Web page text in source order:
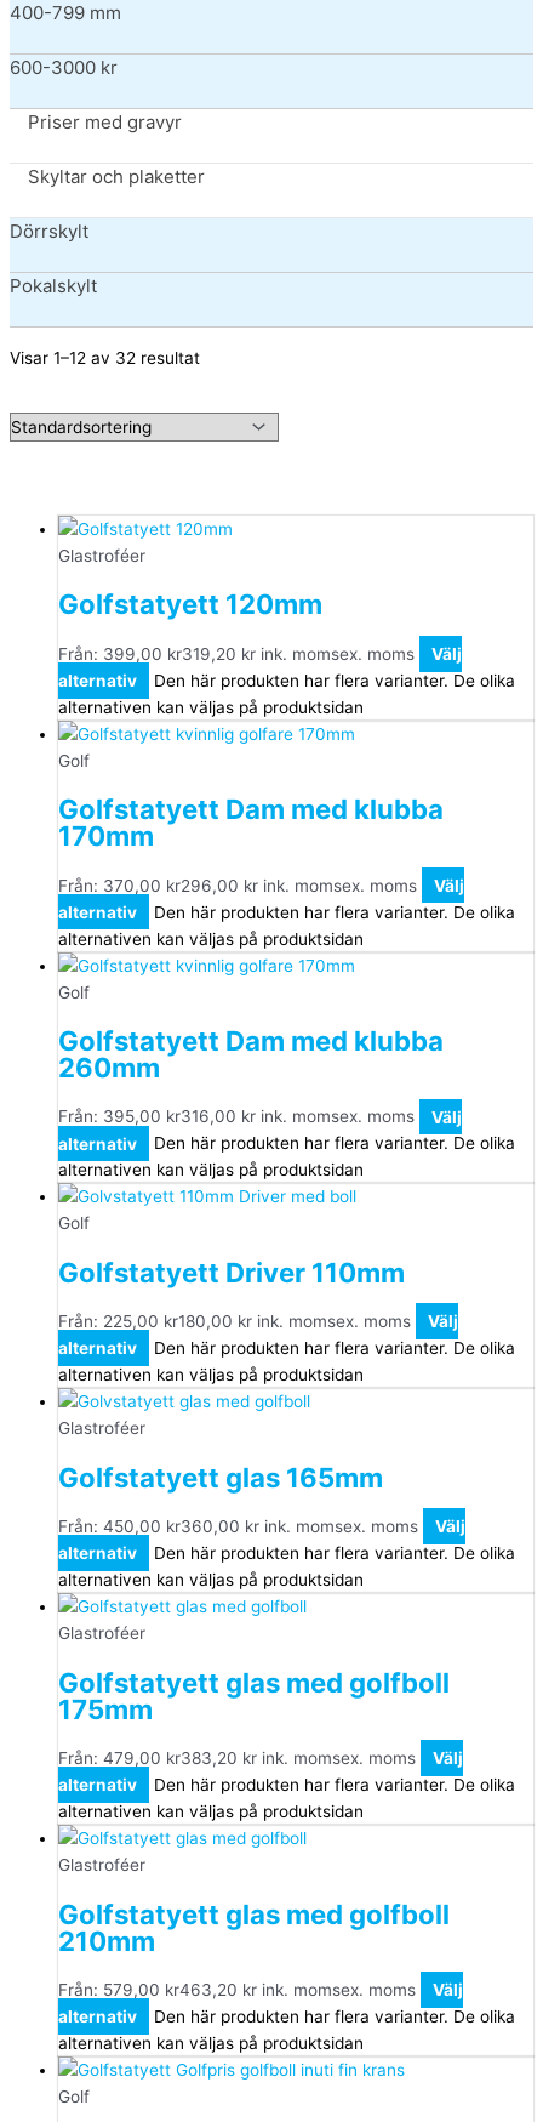
400-799 mm
600-3000 kr
Priser med gravyr
Skyltar och plaketter
Dörrskylt
Pokalskylt
Visar 1–12 av 32 resultat
Glastroféer
Golfstatyett 120mm
Från: 399,00 kr319,20 kr ink. momsex. moms
Välj
alternativ
Den här produkten har flera varianter. De olika
alternativen kan väljas på produktsidan
Golf
Golfstatyett Dam med klubba
170mm
Från: 370,00 kr296,00 kr ink. momsex. moms
Välj
alternativ
Den här produkten har flera varianter. De olika
alternativen kan väljas på produktsidan
Golf
Golfstatyett Dam med klubba
260mm
Från: 395,00 kr316,00 kr ink. momsex. moms
Välj
alternativ
Den här produkten har flera varianter. De olika
alternativen kan väljas på produktsidan
Golf
Golfstatyett Driver 110mm
Från: 225,00 kr180,00 kr ink. momsex. moms
Välj
alternativ
Den här produkten har flera varianter. De olika
alternativen kan väljas på produktsidan
Glastroféer
Golfstatyett glas 165mm
Från: 450,00 kr360,00 kr ink. momsex. moms
Välj
alternativ
Den här produkten har flera varianter. De olika
alternativen kan väljas på produktsidan
Glastroféer
Golfstatyett glas med golfboll
175mm
Från: 479,00 kr383,20 kr ink. momsex. moms
Välj
alternativ
Den här produkten har flera varianter. De olika
alternativen kan väljas på produktsidan
Glastroféer
Golfstatyett glas med golfboll
210mm
Från: 579,00 kr463,20 kr ink. momsex. moms
Välj
alternativ
Den här produkten har flera varianter. De olika
alternativen kan väljas på produktsidan
Golf